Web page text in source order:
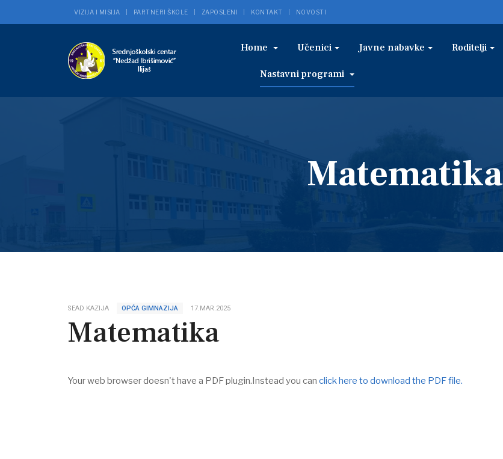
VIZIJA I MISIJA PARTNERI ŠKOLE ZAPOSLENI KONTAKT NOVOSTI
Home Učenici Javne nabavke Roditelji
Nastavni programi
Matematika
SEAD KAZIJA OPĆA GIMNAZIJA 17.MAR.2025
Matematika
Your web browser doesn't have a PDF plugin.Instead you can click here to download the PDF file.